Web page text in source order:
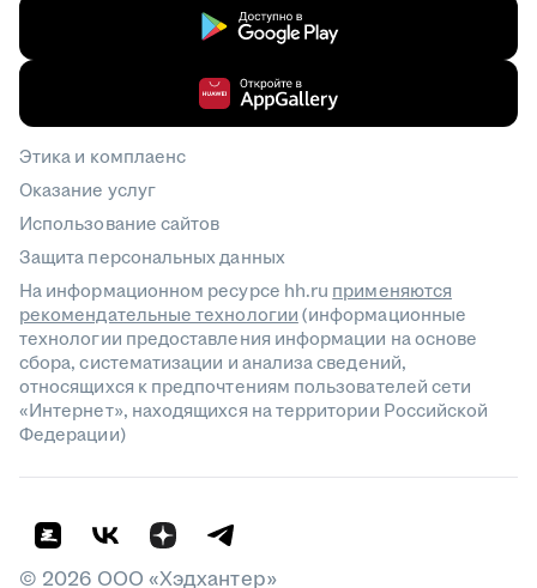
Этика и комплаенс
Оказание услуг
Использование сайтов
Защита персональных данных
На информационном ресурсе hh.ru применяются
рекомендательные технологии(информационные
технологии предоставления информации на основе
сбора, систематизации и анализа сведений,
относящихся к предпочтениям пользователей сети
«Интернет», находящихся на территории Российской
Федерации)
© 2026 ООО «Хэдхантер»